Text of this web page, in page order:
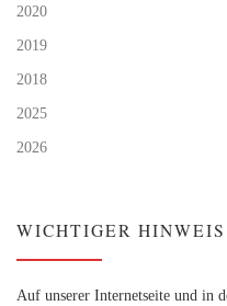
2020
2019
2018
2025
2026
WICHTIGER
Auf unserer Internetseite und in